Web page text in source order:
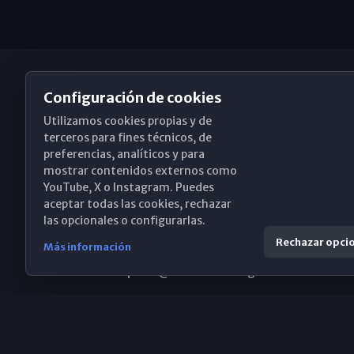
Obispado de Málaga
Santa María, 18-20. 29015 Málaga
(+34) 952 224 386
Configuración de cookies
Utilizamos cookies propias y de
terceros para fines técnicos, de
preferencias, analíticos y para
mostrar contenidos externos como
YouTube, X o Instagram. Puedes
aceptar todas las cookies, rechazar
las opcionales o configurarlas.
Más información Rechazar